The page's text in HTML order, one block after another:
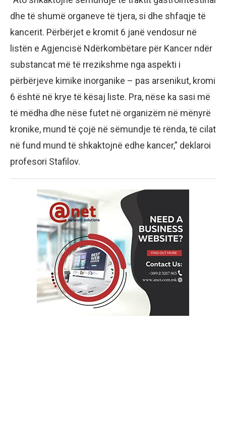
dhe të shumë organeve të tjera, si dhe shfaqje të
kancerit. Përbërjet e kromit 6 janë vendosur në
listën e Agjencisë Ndërkombëtare për Kancer ndër
substancat më të rrezikshme nga aspekti i
përbërjeve kimike inorganike – pas arsenikut, kromi
6 është në krye të kësaj liste. Pra, nëse ka sasi më
të mëdha dhe nëse futet në organizëm në mënyrë
kronike, mund të çojë në sëmundje të rënda, të cilat
në fund mund të shkaktojnë edhe kancer,” deklaroi
profesori Stafilov.